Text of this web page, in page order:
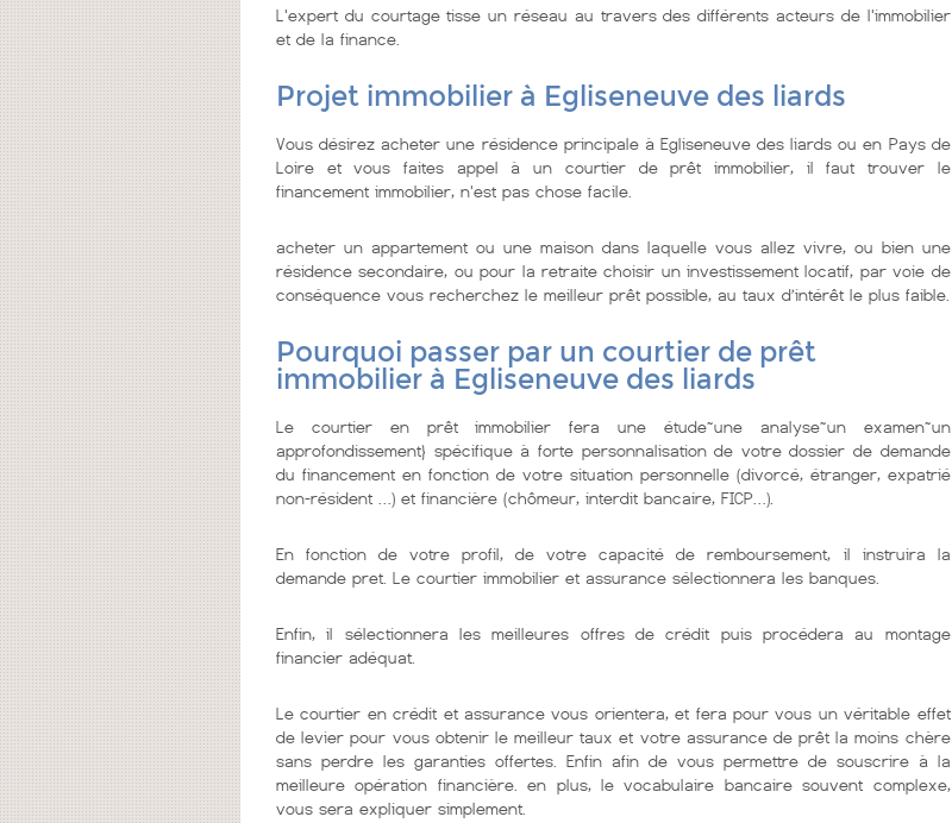
L'expert du courtage tisse un réseau au travers des différents acteurs de l'immobilier
et de la finance.
Projet immobilier à Egliseneuve des liards
Vous désirez acheter une résidence principale à Egliseneuve des liards ou en Pays de
Loire et vous faites appel à un courtier de prêt immobilier, il faut trouver le
financement immobilier, n'est pas chose facile.
acheter un appartement ou une maison dans laquelle vous allez vivre, ou bien une
résidence secondaire, ou pour la retraite choisir un investissement locatif, par voie de
conséquence vous recherchez le meilleur prêt possible, au taux d’intérêt le plus faible.
Pourquoi passer par un courtier de prêt
immobilier à Egliseneuve des liards
Le courtier en prêt immobilier fera une étude~une analyse~un examen~un
approfondissement} spécifique à forte personnalisation de votre dossier de demande
du financement en fonction de votre situation personnelle (divorcé, étranger, expatrié
non-résident …) et financière (chômeur, interdit bancaire, FICP…).
En fonction de votre profil, de votre capacité de remboursement, il instruira la
demande pret. Le courtier immobilier et assurance sélectionnera les banques.
Enfin, il sélectionnera les meilleures offres de crédit puis procédera au montage
financier adéquat.
Le courtier en crédit et assurance vous orientera, et fera pour vous un véritable effet
de levier pour vous obtenir le meilleur taux et votre assurance de prêt la moins chère
sans perdre les garanties offertes. Enfin afin de vous permettre de souscrire à la
meilleure opération financière. en plus, le vocabulaire bancaire souvent complexe,
vous sera expliquer simplement.